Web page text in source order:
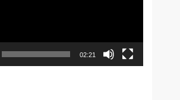
02:21